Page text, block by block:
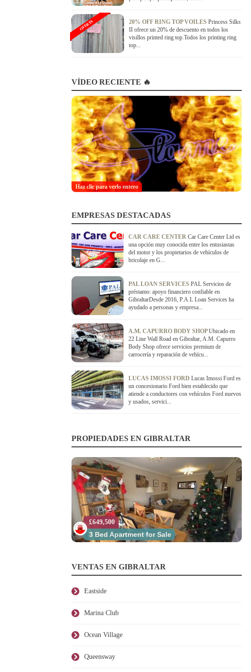
20% OFF RING TOP VOILES Princess Silks
II ofrece un 20% de descuento en todos los
visillos printed ring top.Todos los printing ring
top...
OFERTA
VÍDEO RECIENTE 🔥
Haz clic para verlo entero
EMPRESAS DESTACADAS
CAR CARE CENTER Car Care Center Ltd es
una opción muy conocida entre los entusiastas
del motor y los propietarios de vehículos de
bricolaje en G...
PAL LOAN SERVICES PAL Servicios de
préstamo: apoyo financiero confiable en
GibraltarDesde 2016, P.A.L Loan Services ha
ayudado a personas y empresa...
A.M. CAPURRO BODY SHOPUbicado en
22 Line Wall Road en Gibraltar, A.M. Capurro
Body Shop ofrece servicios premium de
carrocería y reparación de vehícu...
LUCAS IMOSSI FORD Lucas Imossi Ford es
un concesionario Ford bien establecido que
atiende a conductores con vehículos Ford nuevos
y usados, servici...
PROPIEDADES EN GIBRALTAR
£649,500
3 Bed Apartment for Sale
VENTAS EN GIBRALTAR
Eastside
Marina Club
Ocean Village
Queensway